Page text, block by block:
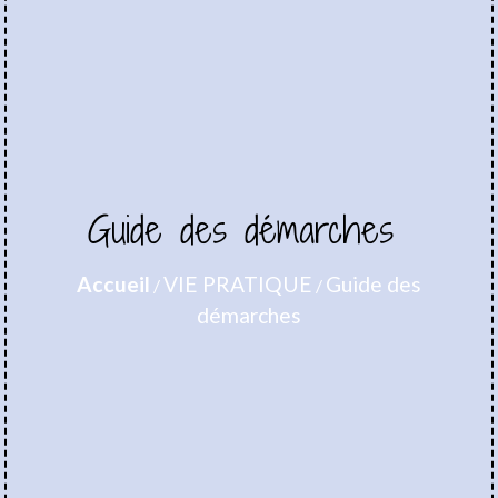
Guide des démarches
Accueil /VIE PRATIQUE / Guide des
démarches